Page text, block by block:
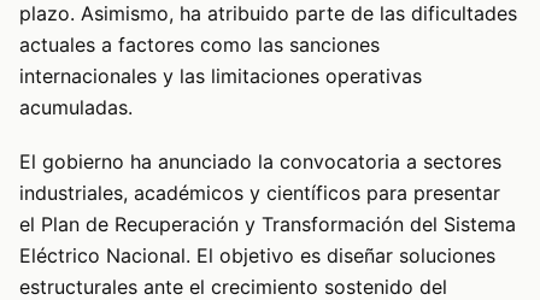
plazo. Asimismo, ha atribuido parte de las dificultades
actuales a factores como las sanciones
internacionales y las limitaciones operativas
acumuladas.
El gobierno ha anunciado la convocatoria a sectores
industriales, académicos y científicos para presentar
el Plan de Recuperación y Transformación del Sistema
Eléctrico Nacional. El objetivo es diseñar soluciones
estructurales ante el crecimiento sostenido del